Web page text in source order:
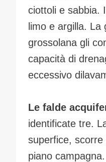
ciottoli e sabbia.
limo e argilla. La
grossolana gli
capacità di
eccessivo
Le falde
identificate tre.
superfice, scorre
piano